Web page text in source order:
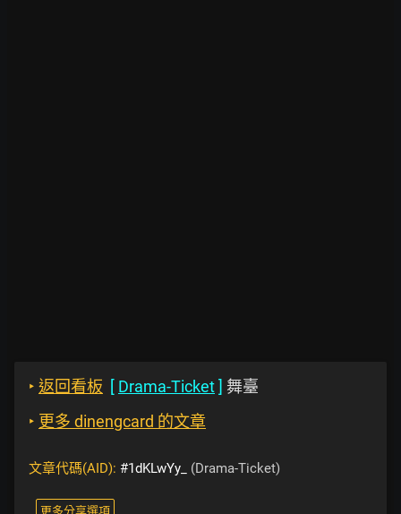
‣ 返回看板 [ Drama-Ticket] 舞臺
‣ 更多 dinengcard 的文章
文章代碼(AID): #1dKLwYy_ (Drama-Ticket)
更多分享選項